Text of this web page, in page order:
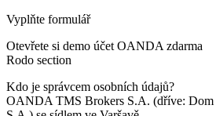
Vyplňte formulář
Otevřete si demo účet OANDA zdarma
Rodo section
Kdo je správcem osobních údajů?
OANDA TMS Brokers S.A. (dříve: